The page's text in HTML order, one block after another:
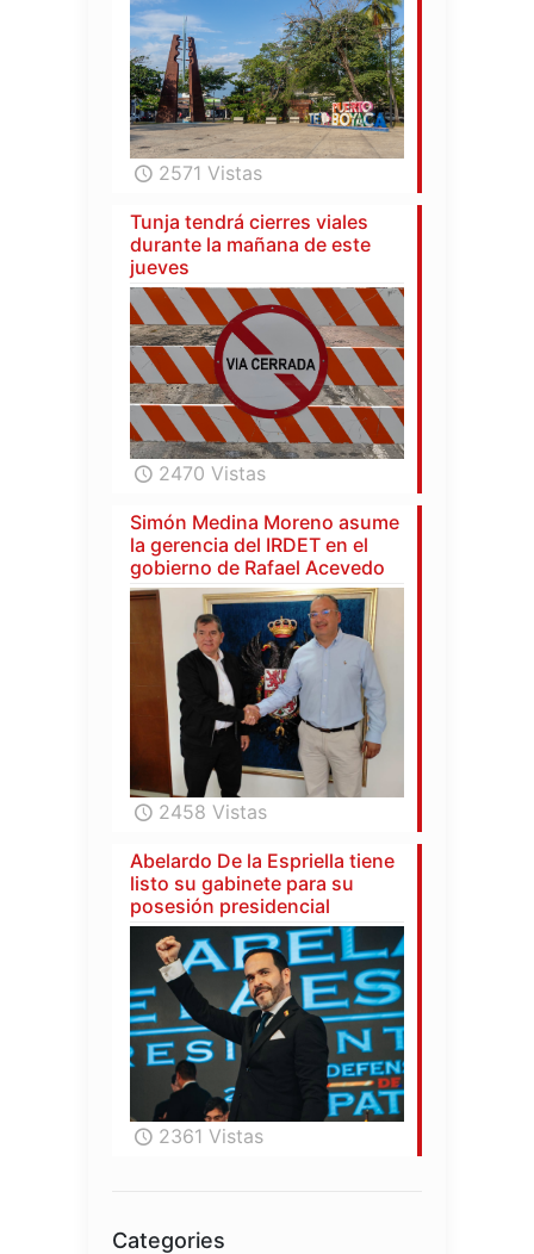
2571 Vistas
Tunja tendrá cierres viales
durante la mañana de este
jueves
2470 Vistas
Simón Medina Moreno asume
la gerencia del IRDET en el
gobierno de Rafael Acevedo
2458 Vistas
Abelardo De la Espriella tiene
listo su gabinete para su
posesión presidencial
2361 Vistas
Categories